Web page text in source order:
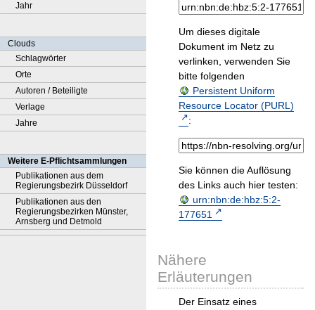
Jahr
Clouds
Schlagwörter
Orte
Autoren / Beteiligte
Verlage
Jahre
Weitere E-Pflichtsammlungen
Publikationen aus dem
Regierungsbezirk Düsseldorf
Publikationen aus den
Regierungsbezirken Münster,
Arnsberg und Detmold
Um dieses digitale
Dokument im Netz zu
verlinken, verwenden Sie
bitte folgenden
Persistent Uniform
Resource Locator (PURL)
:
Sie können die Auflösung
des Links auch hier testen:
urn:nbn:de:hbz:5:2-
177651
Nähere
Erläuterungen
Der Einsatz eines